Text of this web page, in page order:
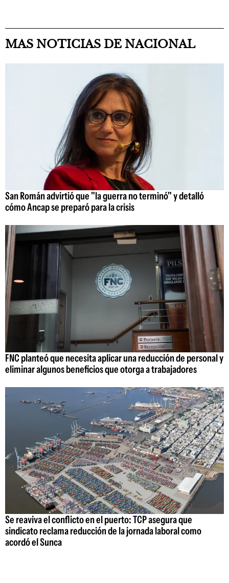
MAS NOTICIAS DE NACIONAL
San Román advirtió que "la guerra no terminó" y detalló
cómo Ancap se preparó para la crisis
FNC planteó que necesita aplicar una reducción de personal y
eliminar algunos beneficios que otorga a trabajadores
Se reaviva el conflicto en el puerto: TCP asegura que
sindicato reclama reducción de la jornada laboral como
acordó el Sunca